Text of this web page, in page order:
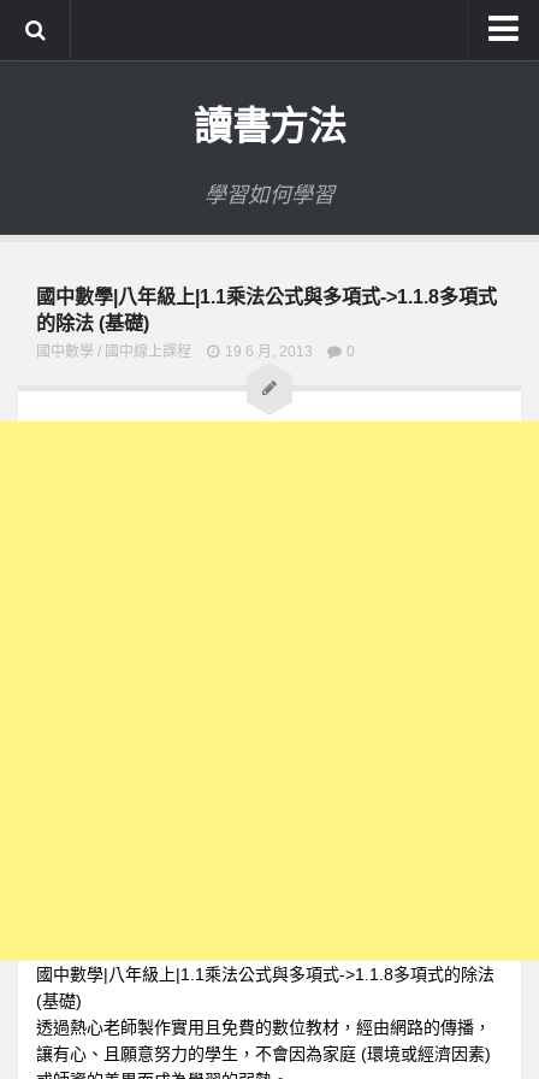
讀書方法
學習如何學習
國中數學|八年級上|1.1乘法公式與多項式->1.1.8多項式
的除法 (基礎)
國中數學 / 國中線上課程 19 6 月, 2013 0
國中數學|八年級上|1.1乘法公式與多項式->1.1.8多項式的除法
(基礎)
透過熱心老師製作實用且免費的數位教材，經由網路的傳播，
讓有心、且願意努力的學生，不會因為家庭 (環境或經濟因素)